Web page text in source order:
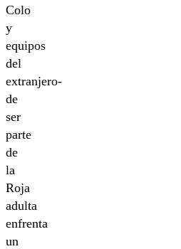
Colo
y
equipos
del
extranjero-
de
ser
parte
de
la
Roja
adulta
enfrenta
un